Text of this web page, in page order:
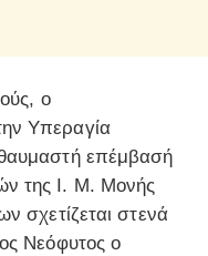
ο
Υπεραγία
επέμβασή
της Ι. Μ. Μονής
σχετίζεται στενά
Νεόφυτος ο